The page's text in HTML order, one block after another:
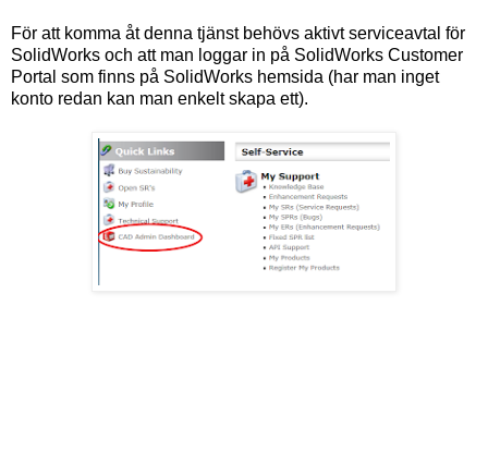
För att komma åt denna tjänst behövs aktivt serviceavtal för
SolidWorks och att man loggar in på SolidWorks Customer
Portal som finns på SolidWorks hemsida (har man inget
konto redan kan man enkelt skapa ett).